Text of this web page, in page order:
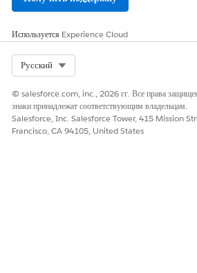
Используется Experience Cloud
Русский
© salesforce.com, inc., 2026 гг. Все права
знаки принадлежат соответствующим владельцам.
Salesforce, Inc. Salesforce Tower, 415 Mission
Francisco, CA 94105, United States